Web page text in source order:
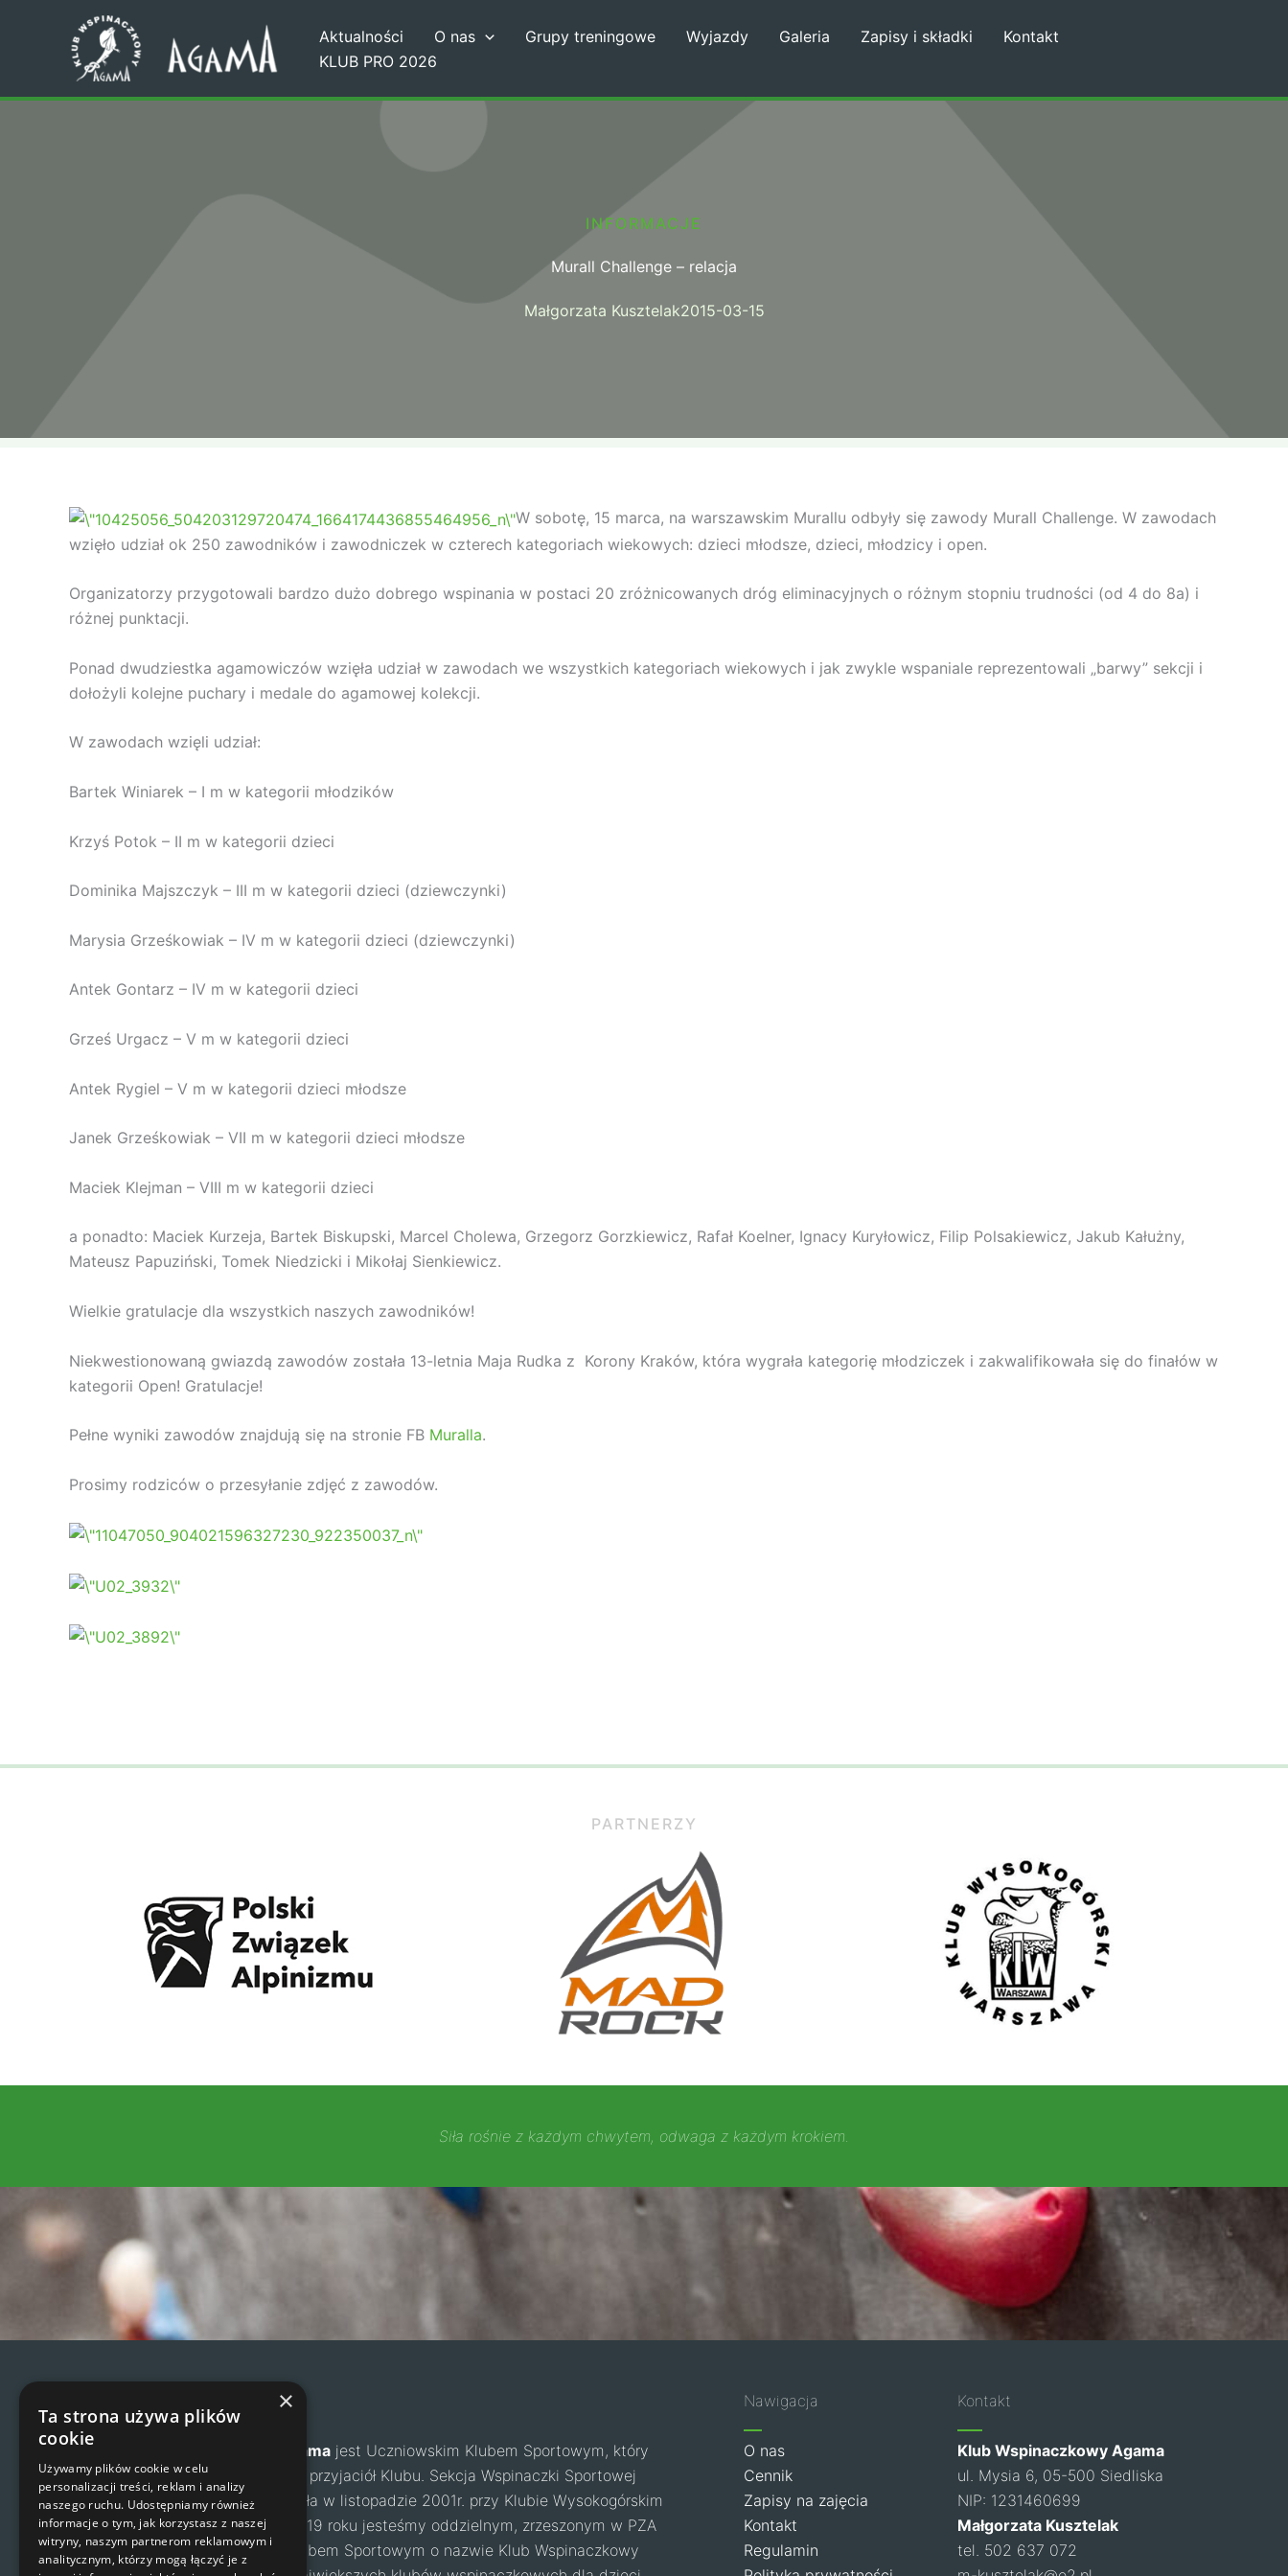
Aktualności O nas Grupy treningowe Wyjazdy Galeria Zapisy i składki
Kontakt
KLUB PRO 2026
INFORMACJE
Murall Challenge – relacja
Małgorzata Kusztelak2015-03-15
W sobotę, 15 marca, na warszawskim Murallu odbyły się zawody Murall Challenge. W zawodach
wzięło udział ok 250 zawodników i zawodniczek w czterech kategoriach wiekowych: dzieci młodsze, dzieci, młodzicy i open.
Organizatorzy przygotowali bardzo dużo dobrego wspinania w postaci 20 zróżnicowanych dróg eliminacyjnych o różnym stopniu trudności (od 4 do 8a) i
różnej punktacji.
Ponad dwudziestka agamowiczów wzięła udział w zawodach we wszystkich kategoriach wiekowych i jak zwykle wspaniale reprezentowali „barwy” sekcji i
dołożyli kolejne puchary i medale do agamowej kolekcji.
W zawodach wzięli udział:
Bartek Winiarek – I m w kategorii młodzików
Krzyś Potok – II m w kategorii dzieci
Dominika Majszczyk – III m w kategorii dzieci (dziewczynki)
Marysia Grześkowiak – IV m w kategorii dzieci (dziewczynki)
Antek Gontarz – IV m w kategorii dzieci
Grześ Urgacz – V m w kategorii dzieci
Antek Rygiel – V m w kategorii dzieci młodsze
Janek Grześkowiak – VII m w kategorii dzieci młodsze
Maciek Klejman – VIII m w kategorii dzieci
a ponadto: Maciek Kurzeja, Bartek Biskupski, Marcel Cholewa, Grzegorz Gorzkiewicz, Rafał Koelner, Ignacy Kuryłowicz, Filip Polsakiewicz, Jakub Kałużny,
Mateusz Papuziński, Tomek Niedzicki i Mikołaj Sienkiewicz.
Wielkie gratulacje dla wszystkich naszych zawodników!
Niekwestionowaną gwiazdą zawodów została 13-letnia Maja Rudka z Korony Kraków, która wygrała kategorię młodziczek i zakwalifikowała się do finałów w
kategorii Open! Gratulacje!
Pełne wyniki zawodów znajdują się na stronie FB Muralla.
Prosimy rodziców o przesyłanie zdjęć z zawodów.
PARTNERZY
Siła rośnie z każdym chwytem, odwaga z każdym krokiem.
Klub Wspinaczkowy Agama jest Uczniowskim Klubem Sportowym, który
zrzesza dzieci, rodziców i przyjaciół Klubu. Sekcja Wspinaczki Sportowej
Juniorów „Agama” powstała w listopadzie 2001r. przy Klubie Wysokogórskim
Warszawa. Od grudnia 2019 roku jesteśmy oddzielnym, zrzeszonym w PZA
klubem- Uczniowskim Klubem Sportowym o nazwie Klub Wspinaczkowy
Nawigacja
O nas
Cennik
Zapisy na zajęcia
Kontakt
Regulamin
Kontakt
Klub Wspinaczkowy Agama
ul. Mysia 6, 05-500 Siedliska
NIP: 1231460699
Małgorzata Kusztelak
tel. 502 637 072
×
Ta strona używa plików
cookie
Używamy plików cookie w celu
personalizacji treści, reklam i analizy
naszego ruchu. Udostępniamy również
informacje o tym, jak korzystasz z naszej
witryny, naszym partnerom reklamowym i
analitycznym, którzy mogą łączyć je z